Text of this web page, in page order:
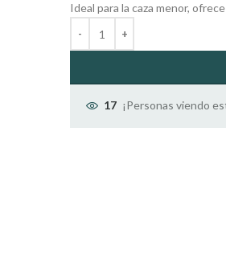
Ideal para la caza menor,
17 ¡Personas viendo